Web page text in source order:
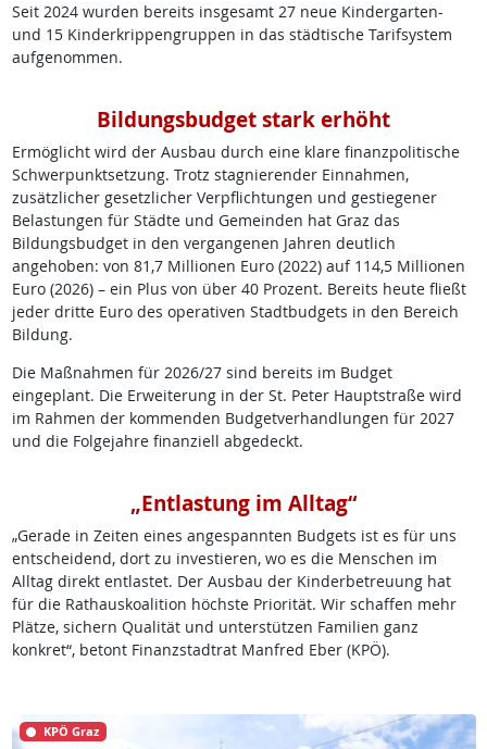
Seit 2024 wurden bereits insgesamt 27 neue Kindergarten-
und 15 Kinderkrippengruppen in das städtische Tarifsystem
aufgenommen.
Bildungsbudget stark erhöht
Ermöglicht wird der Ausbau durch eine klare finanzpolitische
Schwerpunktsetzung. Trotz stagnierender Einnahmen,
zusätzlicher gesetzlicher Verpflichtungen und gestiegener
Belastungen für Städte und Gemeinden hat Graz das
Bildungsbudget in den vergangenen Jahren deutlich
angehoben: von 81,7 Millionen Euro (2022) auf 114,5 Millionen
Euro (2026) – ein Plus von über 40 Prozent. Bereits heute fließt
jeder dritte Euro des operativen Stadtbudgets in den Bereich
Bildung.
Die Maßnahmen für 2026/27 sind bereits im Budget
eingeplant. Die Erweiterung in der St. Peter Hauptstraße wird
im Rahmen der kommenden Budgetverhandlungen für 2027
und die Folgejahre finanziell abgedeckt.
„Entlastung im Alltag“
„Gerade in Zeiten eines angespannten Budgets ist es für uns
entscheidend, dort zu investieren, wo es die Menschen im
Alltag direkt entlastet. Der Ausbau der Kinderbetreuung hat
für die Rathauskoalition höchste Priorität. Wir schaffen mehr
Plätze, sichern Qualität und unterstützen Familien ganz
konkret“, betont Finanzstadtrat Manfred Eber (KPÖ).
KPÖ Graz